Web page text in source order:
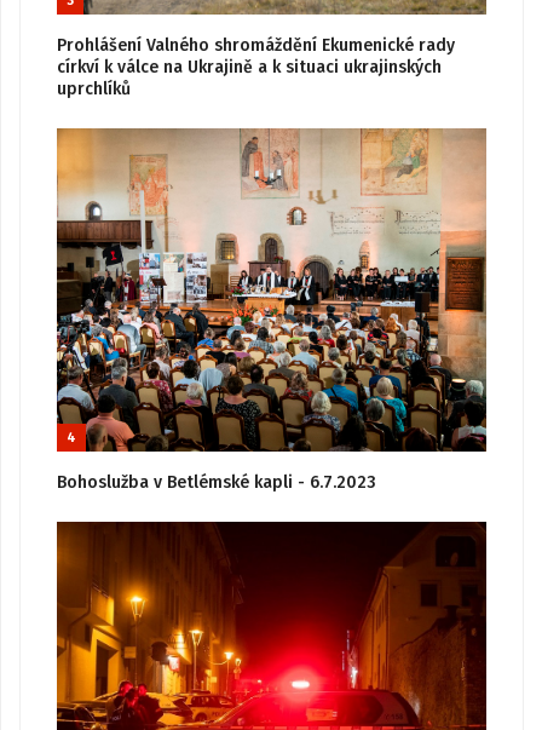
Prohlášení Valného shromáždění Ekumenické rady
církví k válce na Ukrajině a k situaci ukrajinských
uprchlíků
4
Bohoslužba v Betlémské kapli - 6.7.2023